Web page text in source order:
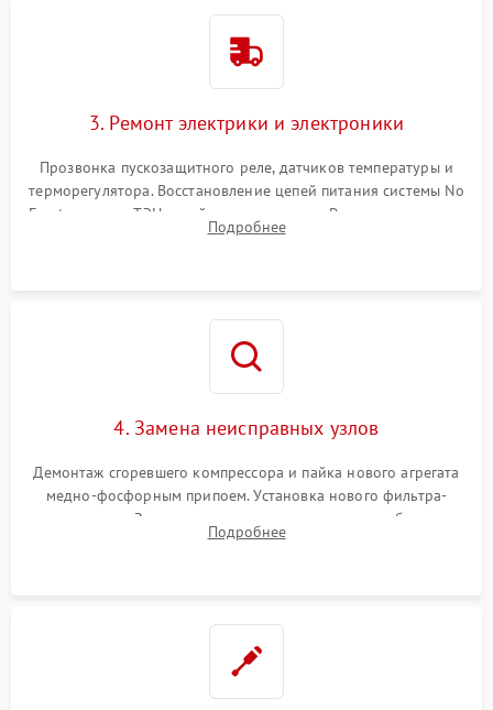
3. Ремонт электрики и электроники
Прозвонка пускозащитного реле, датчиков температуры и
терморегулятора. Восстановление цепей питания системы No
Frost, включая ТЭН оттайки и вентилятор. Ремонт или замена
платы управления при сбоях алгоритмов.
Подробнее
4. Замена неисправных узлов
Демонтаж сгоревшего компрессора и пайка нового агрегата
медно-фосфорным припоем. Установка нового фильтра-
осушителя. Замена изношенных вентиляторов обдува,
сломанных заслонок или поврежденных дверных петель.
Подробнее